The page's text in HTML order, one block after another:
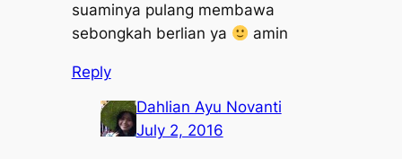
suaminya pulang membawa
sebongkah berlian ya
amin
Reply
Dahlian Ayu Novanti
July 2, 2016